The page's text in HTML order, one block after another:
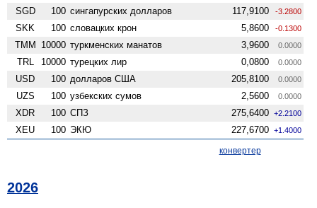
SGD 100 сингапурских долларов 117,9100 -3.2800
SKK 100 словацких крон 5,8600 -0.1300
TMM 10000 туркменских манатов 3,9600 0.0000
TRL 10000 турецких лир 0,0800 0.0000
USD 100 долларов США 205,8100 0.0000
UZS 100 узбекских сумов 2,5600 0.0000
XDR 100 СПЗ 275,6400 +2.2100
XEU 100 ЭКЮ 227,6700 +1.4000
конвертер
2026